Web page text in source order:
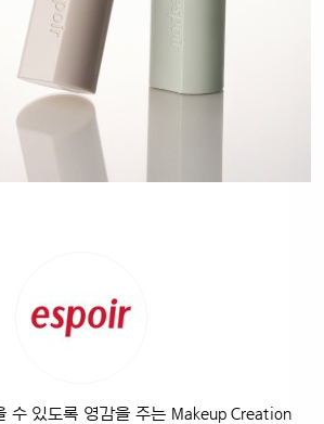
수 있도록 영감을 주는 Makeup Creation